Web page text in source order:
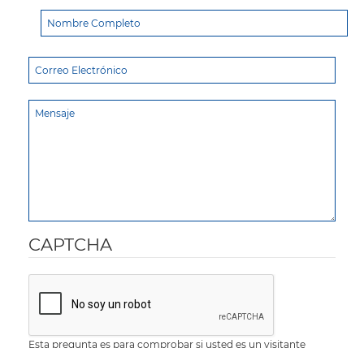
CAPTCHA
Esta pregunta es para comprobar si usted es un visitante